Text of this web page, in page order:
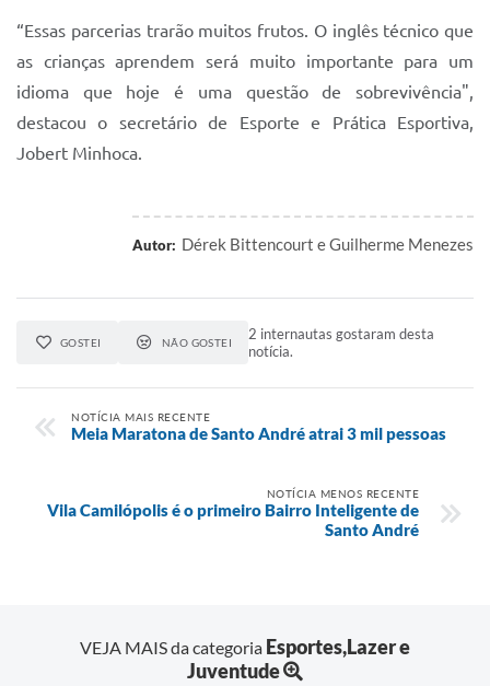
“Essas parcerias trarão muitos frutos. O inglês técnico que
as crianças aprendem será muito importante para um
idioma que hoje é uma questão de sobrevivência",
destacou o secretário de Esporte e Prática Esportiva,
Jobert Minhoca.
Autor: Dérek Bittencourt e Guilherme Menezes
GOSTEI NÃO GOSTEI
2 internautas gostaram desta
notícia.
NOTÍCIA MAIS RECENTE
Meia Maratona de Santo André atrai 3 mil pessoas
NOTÍCIA MENOS RECENTE
Vila Camilópolis é o primeiro Bairro Inteligente de
Santo André
VEJA MAIS da categoria Esportes,Lazer e
Juventude